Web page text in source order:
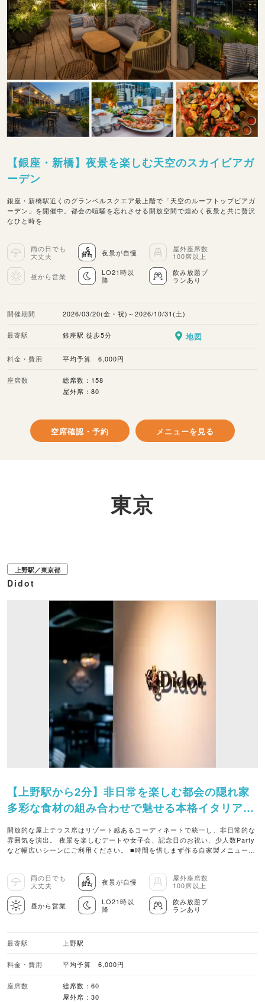
【銀座・新橋】夜景を楽しむ天空のスカイビアガ
ーデン
銀座・新橋駅近くのグランベルスクエア最上階で「天空のルーフトップビアガ
ーデン」を開催中。都会の喧騒を忘れさせる開放空間で煌めく夜景と共に贅沢
なひと時を
雨の日でも
大丈夫
夜景が自慢
屋外座席数
100席以上
昼から営業
LO21時以
降
飲み放題プ
ランあり
開催期間 2026/03/20(金・祝)～2026/10/31(土)
最寄駅 銀座駅 徒歩5分 地図
料金・費用 平均予算 6,000円
座席数
総席数：158
屋外席：80
空席確認・予約 メニューを見る
東京
上野駅／東京都
Didot
【上野駅から2分】非日常を楽しむ都会の隠れ家
多彩な食材の組み合わせで魅せる本格イタリアン
《寛ぎ空間》開放感抜群のテラス席とシンプルで
お洒落な心落ち着く店内
開放的な屋上テラス席はリゾート感あるコーディネートで統一し、非日常的な
雰囲気を演出。 夜景を楽しむデートや女子会、記念日のお祝い、少人数Party
など幅広いシーンにご利用ください。 ■時間を惜しまず作る自家製メニューを
バーサリーDINNER COURSE ■素材の味を活かした本格イタリアン 目で楽し
み舌で味わう。驚きとわくわくを感じていただきたい 趣向を凝らしたシェフ自
慢の逸品を、ぜひお楽しみください ■お食事とのペアリングを楽しむ豊富なワ
イン 葡萄本来の味わいを楽しめる「自然派ワイン」 女子会や記念日の食事を
雨の日でも
大丈夫
夜景が自慢
屋外座席数
100席以上
昼から営業
LO21時以
降
飲み放題プ
ランあり
最寄駅 上野駅
料金・費用 平均予算 6,000円
座席数
総席数：60
屋外席：30